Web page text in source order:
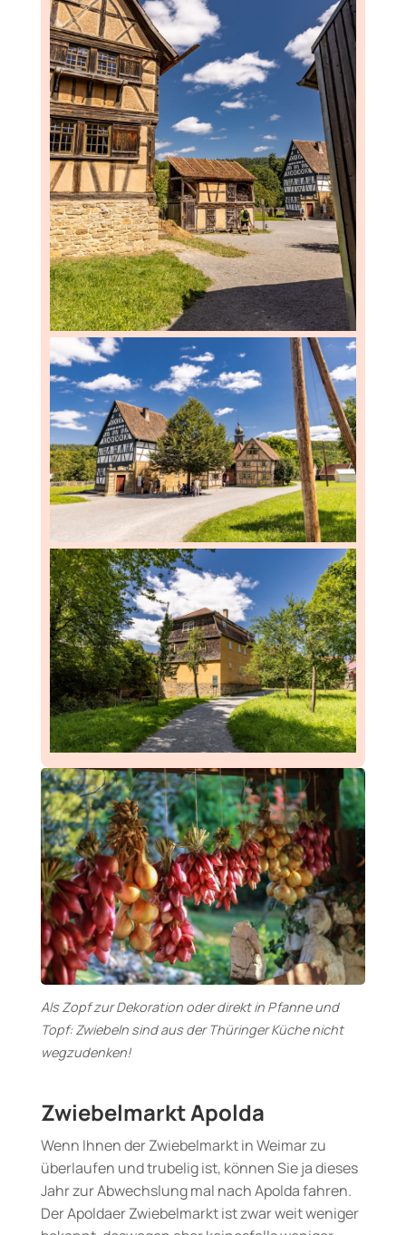
Als Zopf zur Dekoration oder direkt in Pfanne und
Topf: Zwiebeln sind aus der Thüringer Küche nicht
wegzudenken!
Zwiebelmarkt Apolda
Wenn Ihnen der Zwiebelmarkt in Weimar zu
überlaufen und trubelig ist, können Sie ja dieses
Jahr zur Abwechslung mal nach Apolda fahren.
Der Apoldaer Zwiebelmarkt ist zwar weit weniger